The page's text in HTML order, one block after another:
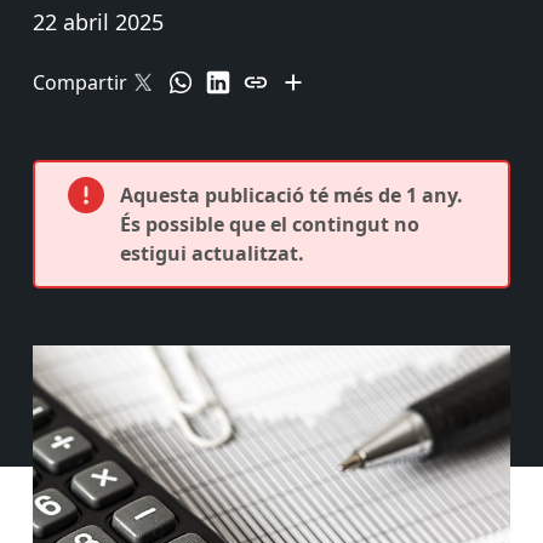
22 abril 2025
Compartir
Aquesta publicació té més de 1 any.
És possible que el contingut no
estigui actualitzat.